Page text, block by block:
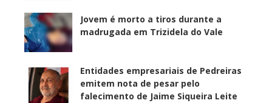
Jovem é morto a tiros durante a
madrugada em Trizidela do Vale
Entidades empresariais de Pedreiras
emitem nota de pesar pelo
falecimento de Jaime Siqueira Leite